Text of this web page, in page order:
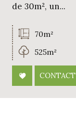
de 30m², un...
70m²
525m²
CONTACT